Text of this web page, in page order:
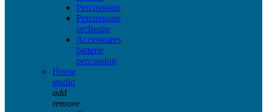
Percussions
Percussions
orchestre
Accessoires
batterie
percussion
Home
studio
add
remove